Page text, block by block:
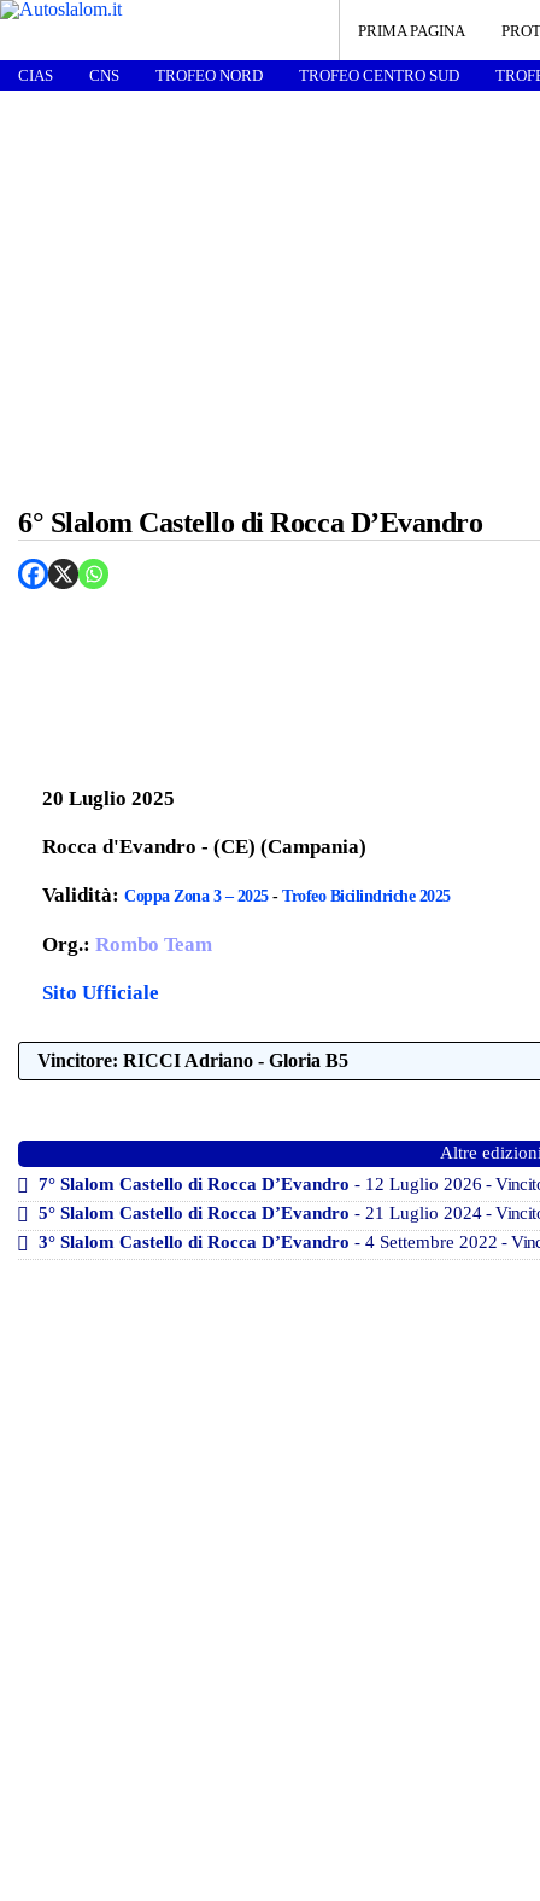
PRIMA PAGINA
CIAS CNS TROFEO NORD TROFEO CENTRO SUD
6° Slalom Castello di Rocca D’Evandro
20 Luglio 2025
Rocca d'Evandro - (CE) (Campania)
Validità: Coppa Zona 3 – 2025- Trofeo Bicilindriche 2025
Org.: Rombo Team
Sito Ufficiale
Vincitore: RICCI Adriano - Gloria B5
Altre
7° Slalom Castello di Rocca D’Evandro - 12 Luglio 2026 -
5° Slalom Castello di Rocca D’Evandro - 21 Luglio 2024-
3° Slalom Castello di Rocca D’Evandro - 4 Settembre 2022 -